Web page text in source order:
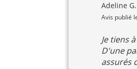
Adeline G.
Avis publié
Je tiens
D'une
assurés